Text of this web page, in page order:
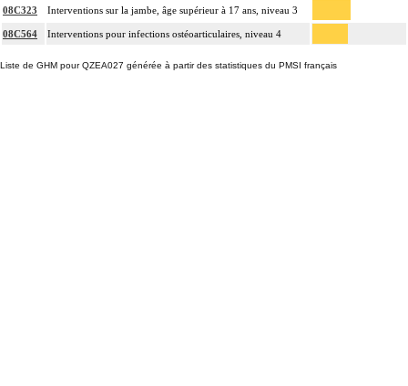
08C323 Interventions sur la jambe, âge supérieur à 17 ans, niveau 3
08C564 Interventions pour infections ostéoarticulaires, niveau 4
Liste de GHM pour QZEA027 générée à partir des statistiques du PMSI français